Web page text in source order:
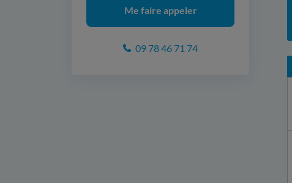
Me faire appeler
09 78 46 71 74